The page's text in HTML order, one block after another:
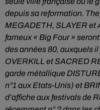
depuis sa reformation.
MEGADETH, SLAYER et
fameux « Big Four »
des années 80, auxquels
OVERKILL et SACRED
garde métallique
n°1 aux Etats-Unis) et
d’affiche aux festivals de